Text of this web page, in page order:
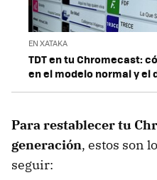
EN XATAKA
TDT en tu Chromecast:
en el modelo normal y el
Para restablecer tu
generación, estos son
seguir: